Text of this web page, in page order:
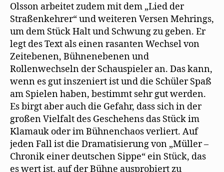
Olsson arbeitet zudem mit dem „Lied der
Straßenkehrer“ und weiteren Versen Mehrings,
um dem Stück Halt und Schwung zu geben. Er
legt des Text als einen rasanten Wechsel von
Zeitebenen, Bühnenebenen und
Rollenwechseln der Schauspieler an. Das kann,
wenn es gut inszeniert ist und die Schüler Spaß
am Spielen haben, bestimmt sehr gut werden.
Es birgt aber auch die Gefahr, dass sich in der
großen Vielfalt des Geschehens das Stück im
Klamauk oder im Bühnenchaos verliert. Auf
jeden Fall ist die Dramatisierung von „Müller –
Chronik einer deutschen Sippe“ ein Stück, das
es wert ist, auf der Bühne ausprobiert zu